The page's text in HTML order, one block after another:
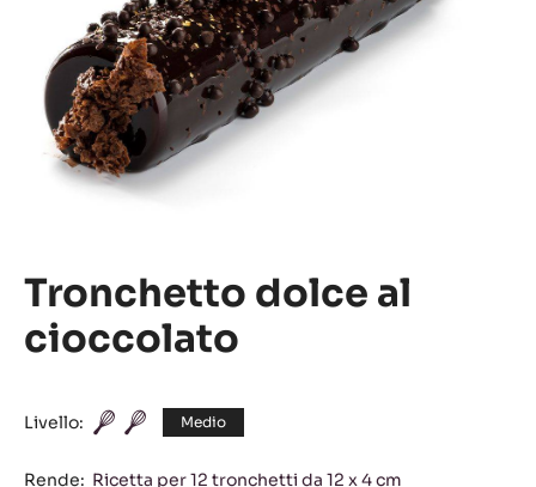
Tronchetto dolce al
cioccolato
Livello: Medio
Rende: Ricetta per 12 tronchetti da 12 x 4 cm